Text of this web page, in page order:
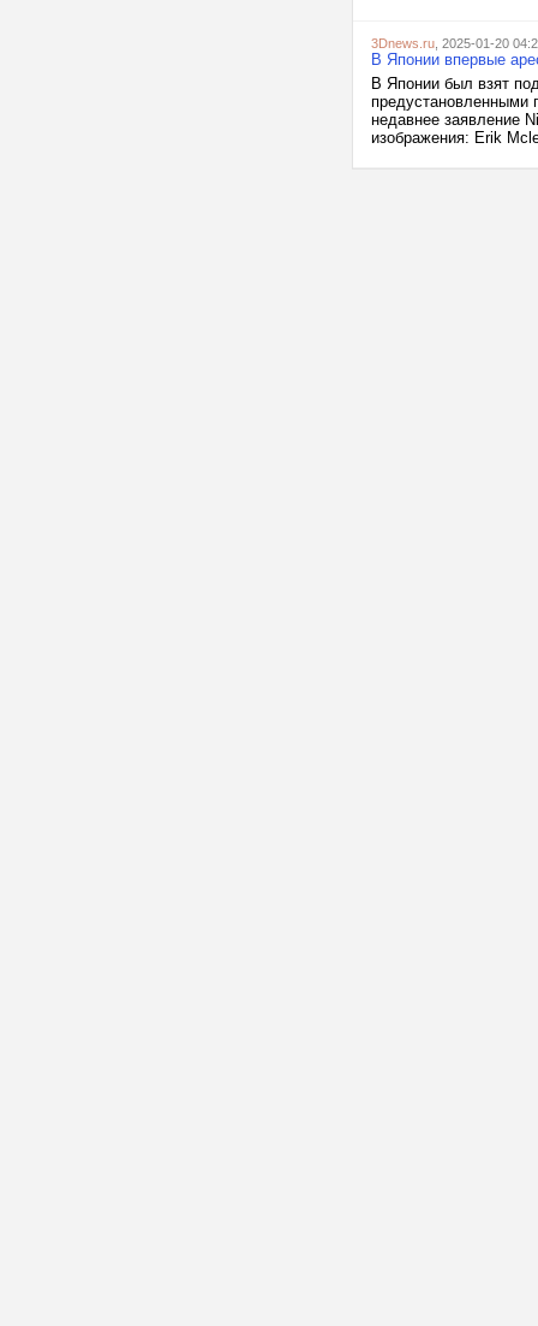
3Dnews.ru , 2025-01-20
В Японии впервые
В Японии был взят
предустановленными
недавнее заявление
изображения: Erik